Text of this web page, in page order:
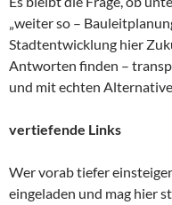
„weiter so –
Stadtentwicklung hier
Antworten finden –
und mit echten
vertiefende Links
Wer vorab tiefer
eingeladen und mag hier